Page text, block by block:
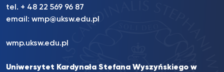
tel. + 48 22 569 96 87
email: wmp@uksw.edu.pl
wmp.uksw.edu.pl
Uniwersytet Kardynała Stefana Wyszyńskiego w